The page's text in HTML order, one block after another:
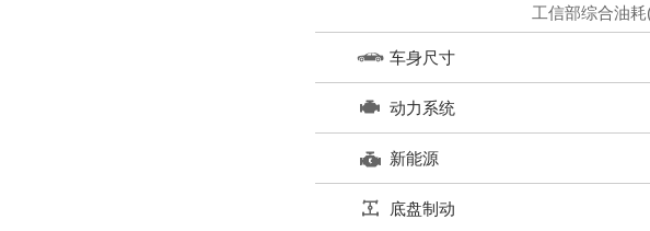
工信部综合油
车身尺寸
动力系统
新能源
底盘制动